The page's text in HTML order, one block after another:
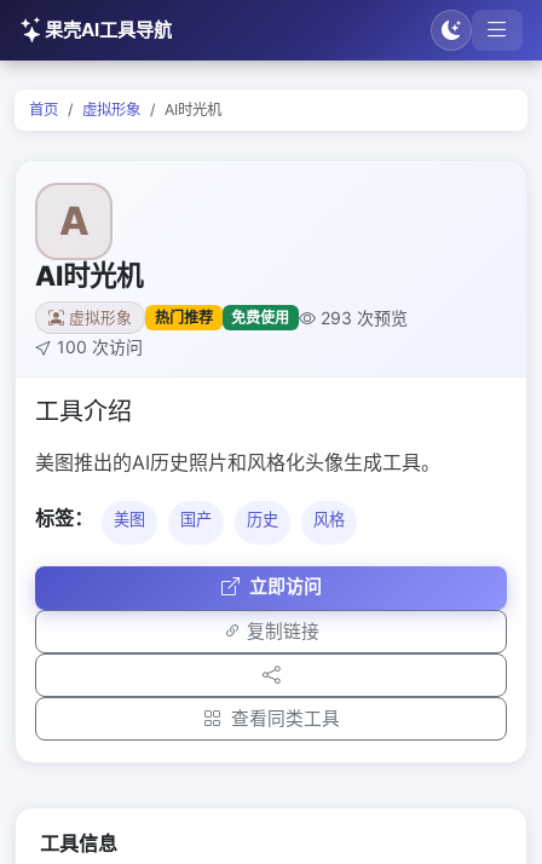
果壳AI工具导航
首页 虚拟形象 AI时光机
A
AI时光机
虚拟形象 热门推荐 免费使用
293 次预览
100 次访问
工具介绍
美图推出的AI历史照片和风格化头像生成工具。
标签： 美图 国产 历史 风格
立即访问
复制链接
查看同类工具
工具信息